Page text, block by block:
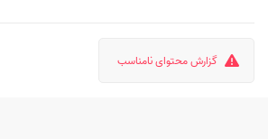
گزارش محتوای نامناسب